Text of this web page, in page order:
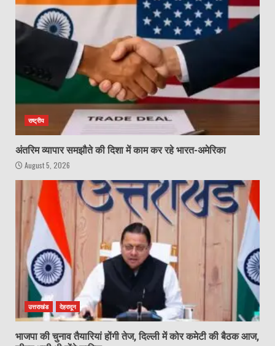
राष्ट्रीय
अंतरिम व्यापार समझौते की दिशा में काम कर रहे भारत-अमेरिका
August 5, 2026
उत्तराखंड देहरादून
भाजपा की चुनाव तैयारियां होंगी तेज, दिल्ली में कोर कमेटी की बैठक आज,